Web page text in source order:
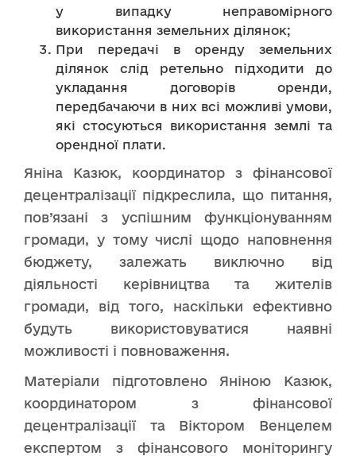
у випадку неправомірного
використання земельних ділянок;
При передачі в оренду земельних
ділянок слід ретельно підходити до
укладання договорів оренди,
передбачаючи в них всі можливі умови,
які стосуються використання землі та
орендної плати.
Яніна Казюк, координатор з фінансової
децентралізації підкреслила, що питання,
пов’язані з успішним функціонуванням
громади, у тому числі щодо наповнення
бюджету, залежать виключно від
діяльності керівництва та жителів
громади, від того, наскільки ефективно
будуть використовуватися наявні
можливості і повноваження.
Матеріали підготовлено Яніною Казюк,
координатором з фінансової
децентралізації та Віктором Венцелем
експертом з фінансового моніторингу